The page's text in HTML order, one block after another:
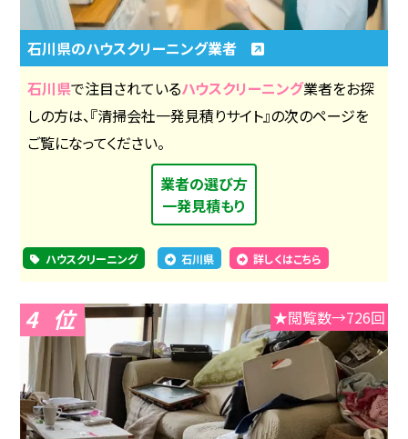
石川県のハウスクリーニング業者
石川県で注目されているハウスクリーニング業者をお探
しの方は、『清掃会社一発見積りサイト』の次のページを
ご覧になってください。
業者の選び方
一発見積もり
ハウスクリーニング 石川県 詳しくはこちら
4 ★閲覧数→726回